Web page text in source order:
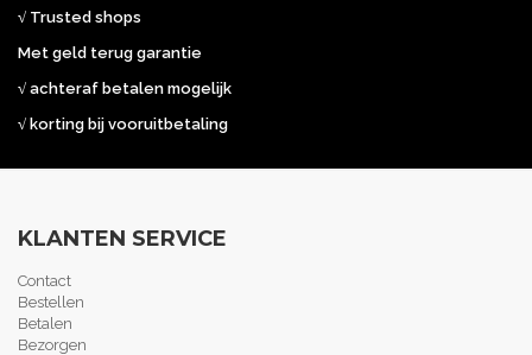
√ Trusted shops
Met geld terug garantie
√ achteraf betalen mogelijk
√ korting bij vooruitbetaling
KLANTEN SERVICE
Contact
Bestellen
Betalen
Bezorgen